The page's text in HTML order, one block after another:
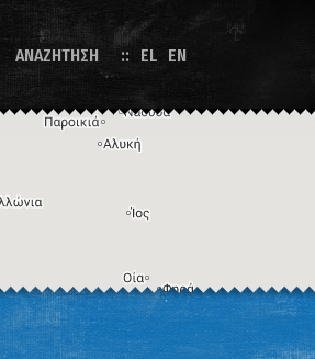
ΑΝΑΖΗΤΗΣΗ EL EN
ενδέχεται να υπόκειται σε πνευματικά δικαιώματα Όροι